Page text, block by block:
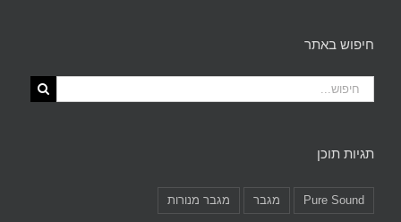
חיפוש באתר
תגיות תוכן
Pure Sound מגבר מגבר מנורות